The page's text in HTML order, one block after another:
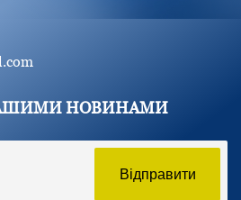
НОВИНАМИ